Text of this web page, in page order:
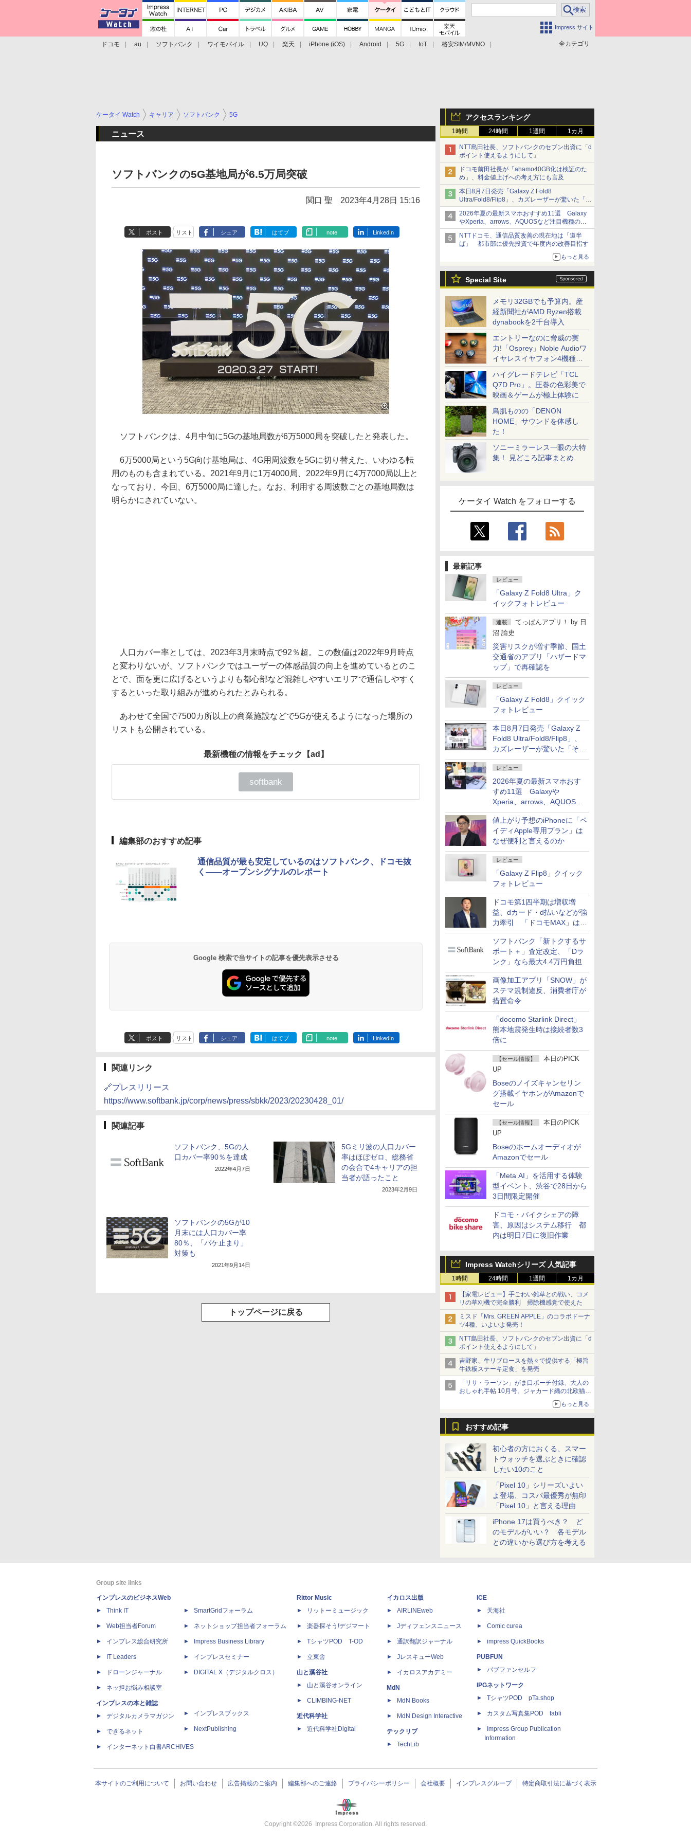
Impress サイト
全カテゴリ
ドコモ au ソフトバンク ワイモバイル UQ 楽天 iPhone (iOS) Android 5G IoT
格安SIM/MVNO
アクセスランキング
1時間 24時間 1週間 1カ月
NTT島田社長、ソフトバンクのセブン出資に「d
ポイント使えるようにして」
ドコモ前田社長が「ahamo40GB化は検証のた
め」、料金値上げへの考え方にも言及
本日8月7日発売「Galaxy Z Fold8
Ultra/Fold8/Flip8」、カズレーザーが驚いた「そ
ば屋のメニュー並みの薄さ」
2026年夏の最新スマホおすすめ11選 Galaxy
やXperia、arrows、AQUOSなど注目機種の特
徴は
NTTドコモ、通信品質改善の現在地は「道半
ば」 都市部に優先投資で年度内の改善目指す
もっと見る
Special Site
メモリ32GBでも予算内。産
経新聞社がAMD Ryzen搭載
dynabookを2千台導入
エントリーなのに脅威の実
力!「Osprey」Noble Audioワ
イヤレスイヤフォン4機種を
一気に聴く
ハイグレードテレビ「TCL
Q7D Pro」。圧巻の色彩美で
映画＆ゲームが極上体験に
鳥肌ものの「DENON
HOME」サウンドを体感し
た！
ソニーミラーレス一眼の大特
集！ 見どころ記事まとめ
ケータイ Watch をフォローする
最新記事
レビュー
「Galaxy Z Fold8 Ultra」ク
イックフォトレビュー
連載 てっぱんアプリ！ by 日
沼 諭史
災害リスクが増す季節、国土
交通省のアプリ「ハザードマ
ップ」で再確認を
レビュー
「Galaxy Z Fold8」クイック
フォトレビュー
本日8月7日発売「Galaxy Z
Fold8 Ultra/Fold8/Flip8」、
カズレーザーが驚いた「そば
屋のメニュー並みの薄さ」
レビュー
2026年夏の最新スマホおす
すめ11選 Galaxyや
Xperia、arrows、AQUOSな
ど注目機種の特徴は
値上がり予想のiPhoneに「ペ
イディApple専用プラン」は
なぜ便利と言えるのか
レビュー
「Galaxy Z Flip8」クイック
フォトレビュー
ドコモ第1四半期は増収増
益、dカード・d払いなどが強
力牽引 「ドコモMAX」は
400万契約突破
ソフトバンク「新トクするサ
ポート＋」査定改定、「Dラ
ンク」なら最大4.4万円負担
画像加工アプリ「SNOW」が
ステマ規制違反、消費者庁が
措置命令
「docomo Starlink Direct」
熊本地震発生時は接続者数3
倍に
【セール情報】
本日のPICK
UP
Boseのノイズキャンセリン
グ搭載イヤホンがAmazonで
セール
【セール情報】
本日のPICK
UP
Boseのホームオーディオが
Amazonでセール
「Meta AI」を活用する体験
型イベント、渋谷で28日から
3日間限定開催
ドコモ・バイクシェアの障
害、原因はシステム移行 都
内は明日7日に復旧作業
Impress Watchシリーズ 人気記事
1時間 24時間 1週間 1カ月
【家電レビュー】手ごわい雑草との戦い、コメ
リの草刈機で完全勝利 掃除機感覚で使えた
ミスド「Mrs. GREEN APPLE」のコラボドーナ
ツ4種、いよいよ発売！
NTT島田社長、ソフトバンクのセブン出資に「d
ポイント使えるようにして」
吉野家、牛リブロースを熱々で提供する「極旨
牛鉄板ステーキ定食」を発売
「リサ・ラーソン」がま口ポーチ付録、大人の
おしゃれ手帖 10月号。ジャカード織の北欧猫デ
もっと見る
おすすめ記事
初心者の方におくる、スマー
トウォッチを選ぶときに確認
したい10のこと
「Pixel 10」シリーズいよい
よ登場、コスパ最優秀が無印
「Pixel 10」と言える理由
iPhone 17は買うべき？ ど
のモデルがいい？ 各モデル
との違いから選び方を考える
ケータイ Watch キャリア ソフトバンク 5G
ニュース
ソフトバンクの5G基地局が6.5万局突破
関口 聖 2023年4月28日 15:16
ポスト リスト シェア はてブ note LinkedIn
ソフトバンクは、4月中旬に5Gの基地局数が6万5000局を突破したと発表した。
6万5000局という5G向け基地局は、4G用周波数を5Gに切り替えた、いわゆる転
用のものも含まれている。2021年9月に1万4000局、2022年9月に4万7000局以上と
なっており、今回、6万5000局に達した。なお、利用する周波数ごとの基地局数は
明らかにされていない。
人口カバー率としては、2023年3月末時点で92％超。この数値は2022年9月時点
と変わりないが、ソフトバンクではユーザーの体感品質の向上を進めているとのこ
とで、面を更に広げるというよりも都心部など混雑しやすいエリアで通信しやすく
するといった取り組みが進められたとみられる。
あわせて全国で7500カ所以上の商業施設などで5Gが使えるようになった場所の
リストも公開されている。
最新機種の情報をチェック 【ad】
softbank
編集部のおすすめ記事
通信品質が最も安定しているのはソフトバンク、ドコモ抜
く――オープンシグナルのレポート
Google 検索で当サイトの記事を優先表示させる
ポスト リスト シェア はてブ note LinkedIn
関連リンク
🔗プレスリリース
https://www.softbank.jp/corp/news/press/sbkk/2023/20230428_01/
関連記事
ソフトバンク、5Gの人
口カバー率90％を達成
2022年4月7日
5Gミリ波の人口カバー
率はほぼゼロ、総務省
の会合で4キャリアの担
当者が語ったこと
2023年2月9日
ソフトバンクの5Gが10
月末には人口カバー率
80％、「パケ止まり」
対策も
2021年9月14日
トップページに戻る
Group site links
インプレスのビジネスWeb
Think IT
Web担当者Forum
インプレス総合研究所
IT Leaders
ドローンジャーナル
ネッ担お悩み相談室
インプレスの本と雑誌
デジタルカメラマガジン
できるネット
インターネット白書ARCHIVES
SmartGridフォーラム
ネットショップ担当者フォーラム
Impress Business Library
インプレスセミナー
DIGITAL X（デジタルクロス）
インプレスブックス
NextPublishing
Rittor Music
リットーミュージック
楽器探そう!デジマート
TシャツPOD T-OD
立東舎
山と溪谷社
山と溪谷オンライン
CLIMBING-NET
近代科学社
近代科学社Digital
イカロス出版
AIRLINEweb
Jディフェンスニュース
通訳翻訳ジャーナル
JレスキューWeb
イカロスアカデミー
MdN
MdN Books
MdN Design Interactive
テックリブ
TechLib
ICE
天海社
Comic curea
impress QuickBooks
PUBFUN
パブファンセルフ
IPGネットワーク
TシャツPOD pTa.shop
カスタム写真集POD fabli
Impress Group Publication
Information
本サイトのご利用について お問い合わせ 広告掲載のご案内 編集部へのご連絡 プライバシーポリシー 会社概要 インプレスグループ 特定商取引法に基づく表示
Copyright ©2026 Impress Corporation. All rights reserved.